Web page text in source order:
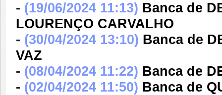
- (19/06/2024 11:13) Banca de
LOURENÇO CARVALHO
- (30/04/2024 13:10) Banca de
VAZ
- (08/04/2024 11:22) Banca de
- (02/04/2024 11:50) Banca de